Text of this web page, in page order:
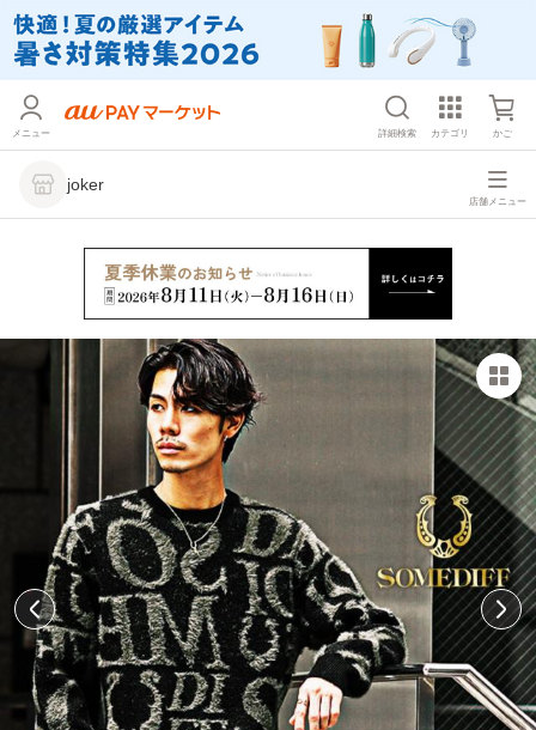
メニュー 詳細検索 カテゴリ かご
joker
店舗メニュー